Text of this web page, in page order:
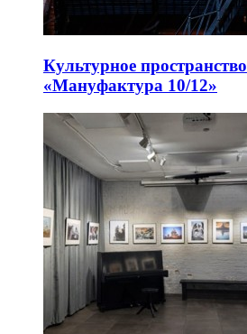
Культурное пространство
«Мануфактура 10/12»